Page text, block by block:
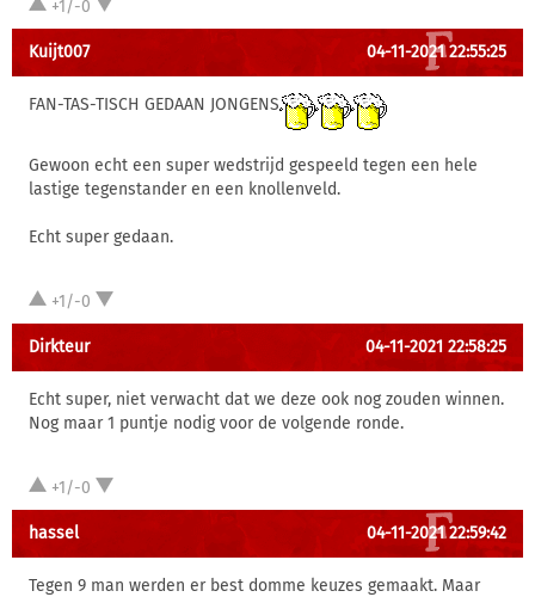
+1/-0
Kuijt007 04-11-2021 22:55:25
FAN-TAS-TISCH GEDAAN JONGENS
Gewoon echt een super wedstrijd gespeeld tegen een hele
lastige tegenstander en een knollenveld.
Echt super gedaan.
+1/-0
Dirkteur 04-11-2021 22:58:25
Echt super, niet verwacht dat we deze ook nog zouden winnen.
Nog maar 1 puntje nodig voor de volgende ronde.
+1/-0
hassel 04-11-2021 22:59:42
Tegen 9 man werden er best domme keuzes gemaakt. Maar